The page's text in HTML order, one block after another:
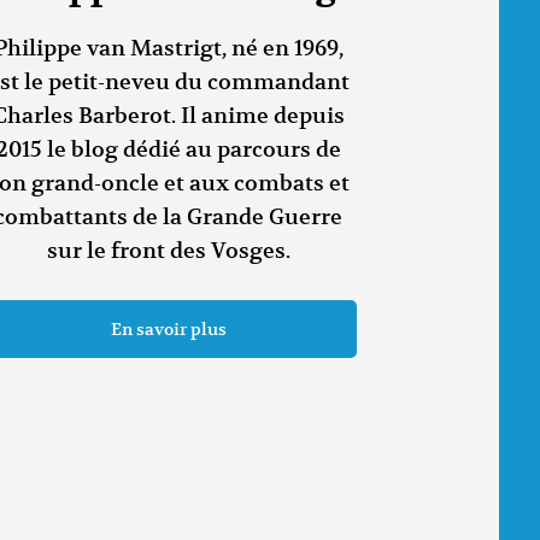
van Mastrigt, né en 1969,
le petit-neveu du commandant
Barberot. Il anime depuis
le blog dédié au parcours de
grand-oncle et aux combats et
de la Grande Guerre
sur le front des Vosges.
En savoir plus